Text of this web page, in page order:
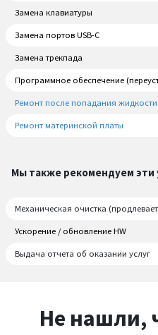
Замена клавиатуры
Замена портов USB-C
Замена трекпада
Программное обеспечение
Ремонт после попадания жидкости
Ремонт материнской платы
Мы также рекомендуем эти
Механическая очистка
Ускорение / обновление HW
Выдача отчета об оказании услуг
Не нашли,